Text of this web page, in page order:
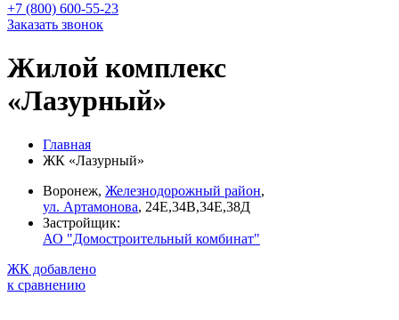
+7 (800) 600-55-23
Заказать звонок
Жилой комплекс
«Лазурный»
Главная
ЖК «Лазурный»
Воронеж, Железнодорожный район,
ул. Артамонова, 24Е,34В,34Е,38Д
Застройщик:
АО "Домостроительный комбинат"
ЖК добавлено
к сравнению